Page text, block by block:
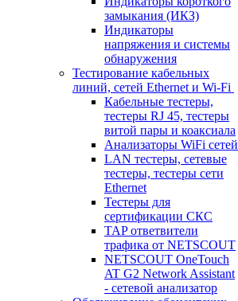
замыкания (ИКЗ)
Индикаторы
напряжения и системы
обнаружения
Тестирование кабельных
линий, сетей Ethernet и Wi-Fi
Кабельные тестеры,
тестеры RJ 45, тестеры
витой пары и коаксиала
Анализаторы WiFi сетей
LAN тестеры, сетевые
тестеры, тестеры сети
Ethernet
Тестеры для
сертификации СКС
TAP ответвители
трафика от NETSCOUT
NETSCOUT OneTouch
AT G2 Network Assistant
- сетевой анализатор